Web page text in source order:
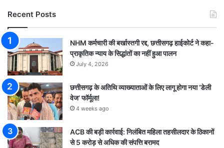
Recent Posts
NHM कर्मचारी की बर्खास्तगी रद्द, छत्तीसगढ़ हाईकोर्ट ने कहा-
प्राकृतिक न्याय के सिद्धांतों का नहीं हुआ पालन
July 4, 2026
छत्तीसगढ़ के अतिथि व्याख्याताओं के लिए लागू होगा नया ‘डेली
वेज’ फॉर्मूला!
4 weeks ago
ACB की बड़ी कार्रवाई: निलंबित महिला तहसीलदार के ठिकानों
से 5 करोड़ से अधिक की संपत्ति बरामद